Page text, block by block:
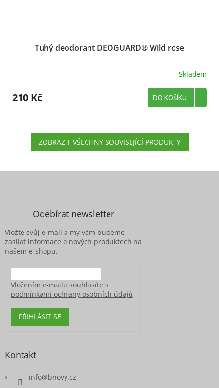
Tuhý deodorant DEOGUARD® Wild rose
Skladem
210 Kč DO KOŠÍKU
ZOBRAZIT VŠECHNY SOUVISEJÍCÍ PRODUKTY
Odebírat newsletter
Vložte svůj e-mail a my vám budeme
zasílat informace o nových produktech na
našem e-shopu.
Vložením e-mailu souhlasíte s
podmínkami ochrany osobních údajů
PŘIHLÁSIT SE
Kontakt
info@bnovy.cz